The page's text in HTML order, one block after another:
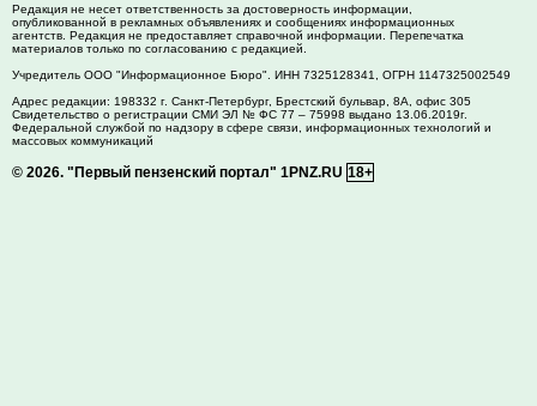
Редакция не несет ответственность за достоверность информации,
опубликованной в рекламных объявлениях и сообщениях информационных
агентств. Редакция не предоставляет справочной информации. Перепечатка
материалов только по согласованию с редакцией.
Учредитель ООО "Информационное Бюро". ИНН 7325128341, ОГРН 1147325002549
Адрес редакции: 198332 г. Санкт-Петербург, Брестский бульвар, 8А, офис 305
Свидетельство о регистрации СМИ ЭЛ № ФС 77 – 75998 выдано 13.06.2019г.
Федеральной службой по надзору в сфере связи, информационных технологий и
массовых коммуникаций
© 2026. "Первый пензенский портал" 1PNZ.RU 18+